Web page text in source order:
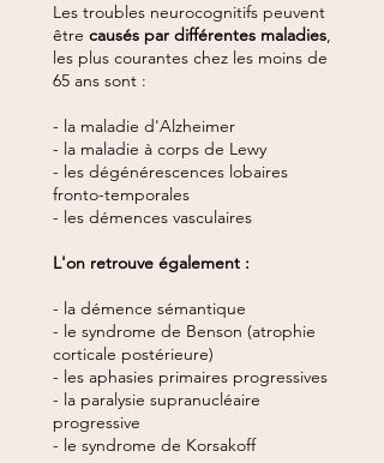
Les troubles neurocognitifs peuvent
être causés par différentes maladies,
les plus courantes chez les moins de
65 ans sont :
- la maladie d'Alzheimer
- la maladie à corps de Lewy
- les dégénérescences lobaires
fronto-temporales
- les démences vasculaires
L'on retrouve également :
- la démence sémantique
- le syndrome de Benson (atrophie
corticale postérieure)
- les aphasies primaires progressives
- la paralysie supranucléaire
progressive
- le syndrome de Korsakoff